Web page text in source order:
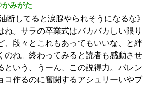
かみがた
油断してると涙腺やられそうになるな》
ね。サラの卒業式はバカバカしい限り
、段々とこれもあってもいいな、と絆
のね。終わってみると読者も感動させ
という、うーん、この説得力。バレン
コ作るのに奮闘するアシュリーいやブ